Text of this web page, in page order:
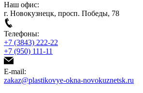
Наш офис:
г. Новокузнецк, просп. Победы, 78
Телефоны:
+7 (3843) 222-22
+7 (950) 111-11
E-mail:
zakaz@plastikovye-okna-novokuznetsk.ru